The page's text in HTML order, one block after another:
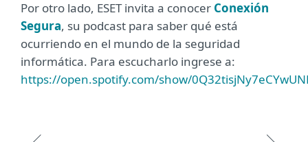
Por otro lado, ESET invita a conocer Conexión
Segura, su podcast para saber qué está
ocurriendo en el mundo de la seguridad
informática. Para escucharlo ingrese a:
https://open.spotify.com/show/